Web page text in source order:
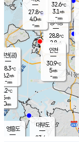
의도
℃
m/s
mm
영흥도
대부도
23.4
경서동
28.8℃
2.8 m/s
-mm
27.8℃
4.0m/s
-mm
32.6℃
3.1 m/s
-mm
인천(공)
28.3℃
8.2m/s
-mm
인천
30.9℃
5m/s
-mm